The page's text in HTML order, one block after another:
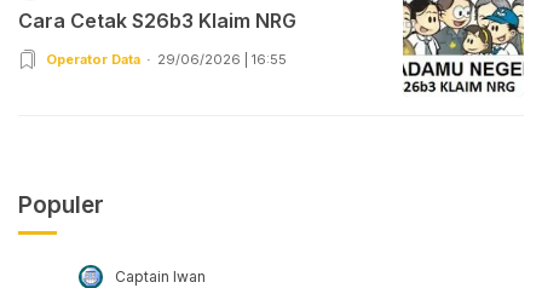
Cara Cetak S26b3 Klaim NRG
Operator Data 29/06/2026 | 16:55
Populer
Captain Iwan